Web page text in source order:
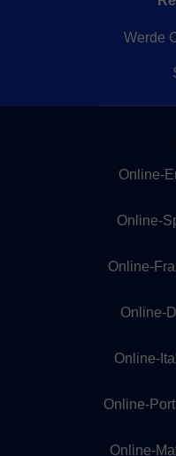
Werde
Online-
Online-
Online-
Online-
Online-
Online-
Online-